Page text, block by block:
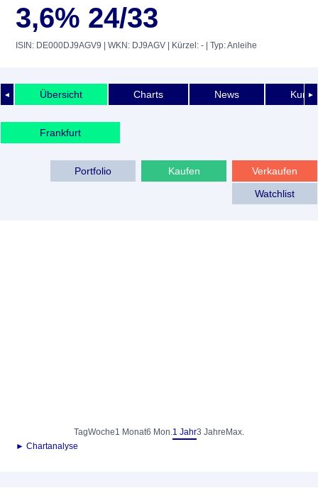
3,6% 24/33
ISIN: DE000DJ9AGV9 | WKN: DJ9AGV | Kürzel: - | Typ: Anleihe
◄ ►
Übersicht Charts News
Frankfurt
Verkaufen
Kaufen
Portfolio
Watchlist
TagWoche1 Monat6 Mon.1 Jahr3 Jahre Max.
► Chartanalyse